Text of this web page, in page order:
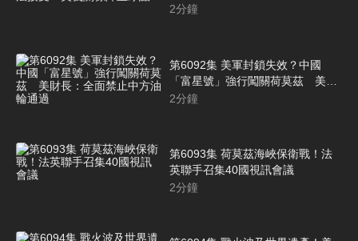
關係降至冰點
2分鐘
第6092集 美軍封鎖失效？中國
「富星號」強行闖關荷莫茲 美財
長：全面禁止中方油輪通過
2分鐘
第6093集 荷莫茲海峽保衛戰！法
英聯手召集40國視訊會議
2分鐘